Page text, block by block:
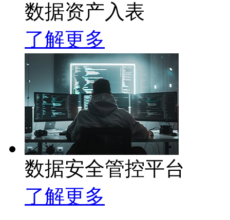
数据资产入表
了解更多
数据安全管控平台
了解更多